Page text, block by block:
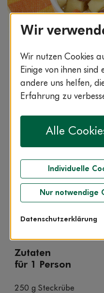
Bildnachweis: ©
Die Steckrübe ist reich
Von September bis
heimischem Anbau
50:00 min.
» Rezept drucken
Zutaten
für 1 Person
250 g Steckrübe
Wir
Wir nutzen Cookies
Einige von ihnen sind
andere uns helfen,
Erfahrung zu
Alle
Individuelle
Nur notwendige
Datenschutzerklärung